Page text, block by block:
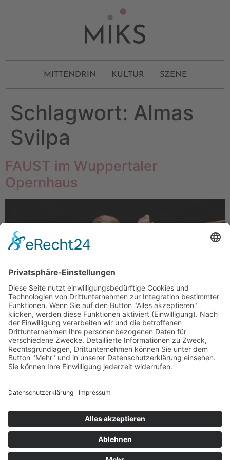
MITTENDRIN KULTUR SZENE
Schlagwort: Almas
Svilpa
FAUST im Wuppertaler
Opernhaus
Großes Ensemble im Wuppertaler Opernhaus
(©Matthias Jung) Wenn der Teufel französisch singt und
die Moral Pause macht Wenn Charles Gounod wüsste,
vermutlich schmunzeln – und Méphistophélès einen
Theater Wuppertal zeigt sich einmal mehr, wie
überraschend lebendig eine Oper über […]
Datenschutzerklärung